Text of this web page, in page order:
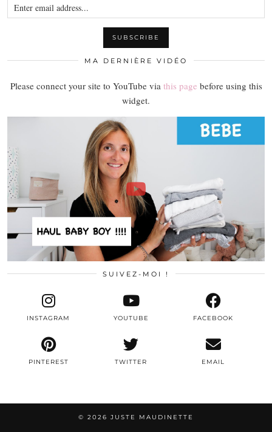
MA DERNIÈRE VIDÉO
Please connect your site to YouTube via this page before using this
widget.
SUIVEZ-MOI !
TWITTER
INSTAGRAM FACEBOOK
PINTEREST
YOUTUBE
EMAIL
© 2026 JUSTE MAUDINETTE